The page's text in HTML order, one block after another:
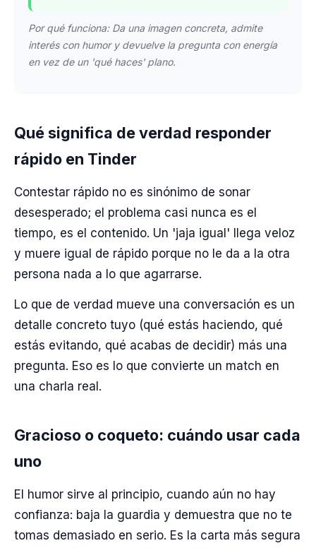
Por qué funciona: Da una imagen concreta, admite
interés con humor y devuelve la pregunta con energía
en vez de un 'qué haces' plano.
Qué significa de verdad responder
rápido en Tinder
Contestar rápido no es sinónimo de sonar
desesperado; el problema casi nunca es el
tiempo, es el contenido. Un 'jaja igual' llega veloz
y muere igual de rápido porque no le da a la otra
persona nada a lo que agarrarse.
Lo que de verdad mueve una conversación es un
detalle concreto tuyo (qué estás haciendo, qué
estás evitando, qué acabas de decidir) más una
pregunta. Eso es lo que convierte un match en
una charla real.
Gracioso o coqueto: cuándo usar cada
uno
El humor sirve al principio, cuando aún no hay
confianza: baja la guardia y demuestra que no te
tomas demasiado en serio. Es la carta más segura